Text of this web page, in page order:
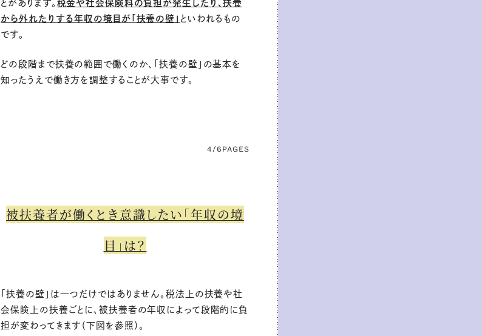
とがあります。 税金や社会保険料の負担が発生したり、扶養
から外れたりする年収の境目が「扶養の壁」 といわれるもの
です。
どの段階まで扶養の範囲で働くのか、「扶養の壁」の基本を
知ったうえで働き方を調整することが大事です。
4/6 PAGES
被扶養者が働くとき意識したい「年収の境
目」は？
「扶養の壁」は一つだけではありません。税法上の扶養や社
会保険上の扶養ごとに、被扶養者の年収によって段階的に負
担が変わってきます（下図を参照）。